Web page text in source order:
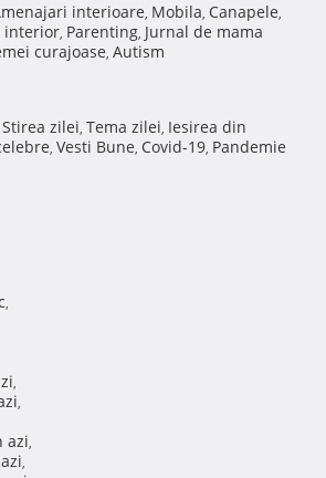
interioare, Mobila, Canapele,
interior, Parenting, Jurnal de mama
curajoase, Autism
Stirea zilei, Tema zilei, Iesirea din
, Vesti Bune, Covid-19, Pandemie
,
,
,
azi,
,